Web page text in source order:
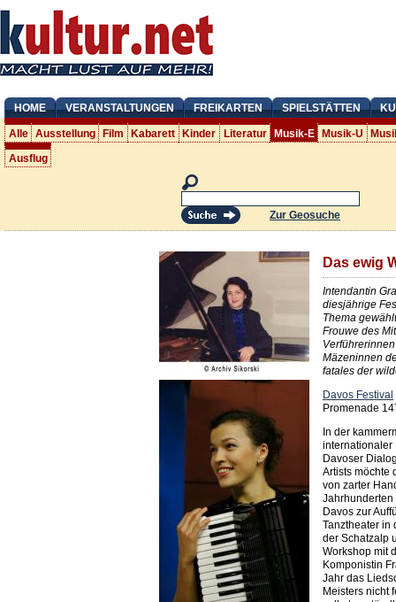
HOME VERANSTALTUNGEN FREIKARTEN SPIELSTÄTTEN
Alle Ausstellung Film Kabarett Kinder Literatur Musik-E Musik-U
Ausflug
Zur Geosuche
Das ewig
Intendantin
diesjährige
Thema
Frouwe des
Mäzeninnen
fatales der
Davos Festival
Promenade
In der
internationaler
Davoser
Artists möchte
von zarter
Jahrhunderten
Davos zur
Tanztheater in
der Schatzalp
Workshop mit
Komponistin
Jahr das
Meisters nicht